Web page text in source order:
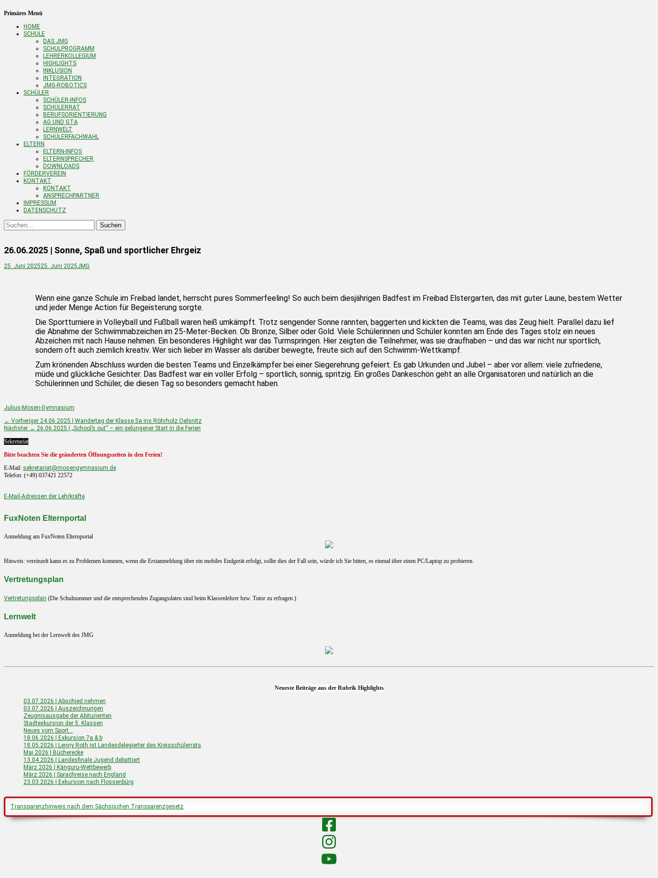
Primäres Menü
HOME
SCHULE
DAS JMG
SCHULPROGRAMM
LEHRERKOLLEGIUM
HIGHLIGHTS
INKLUSION
INTEGRATION
JMG-ROBOTICS
SCHÜLER
SCHÜLER-INFOS
SCHÜLERRAT
BERUFSORIENTIERUNG
AG UND GTA
LERNWELT
SCHÜLERFACHWAHL
ELTERN
ELTERN-INFOS
ELTERNSPRECHER
DOWNLOADS
FÖRDERVEREIN
KONTAKT
KONTAKT
ANSPRECHPARTNER
IMPRESSUM
DATENSCHUTZ
26.06.2025 | Sonne, Spaß und sportlicher Ehrgeiz
25. Juni 202525. Juni 2025JMG
Wenn eine ganze Schule im Freibad landet, herrscht pures Sommerfeeling! So auch beim diesjährigen Badfest im Freibad Elstergarten, das mit guter Laune, bestem Wetter
und jeder Menge Action für Begeisterung sorgte.
Die Sportturniere in Volleyball und Fußball waren heiß umkämpft. Trotz sengender Sonne rannten, baggerten und kickten die Teams, was das Zeug hielt. Parallel dazu lief
die Abnahme der Schwimmabzeichen im 25-Meter-Becken. Ob Bronze, Silber oder Gold. Viele Schülerinnen und Schüler konnten am Ende des Tages stolz ein neues
Abzeichen mit nach Hause nehmen. Ein besonderes Highlight war das Turmspringen. Hier zeigten die Teilnehmer, was sie draufhaben – und das war nicht nur sportlich,
sondern oft auch ziemlich kreativ. Wer sich lieber im Wasser als darüber bewegte, freute sich auf den Schwimm-Wettkampf.
Zum krönenden Abschluss wurden die besten Teams und Einzelkämpfer bei einer Siegerehrung gefeiert. Es gab Urkunden und Jubel – aber vor allem: viele zufriedene,
müde und glückliche Gesichter. Das Badfest war ein voller Erfolg – sportlich, sonnig, spritzig. Ein großes Dankeschön geht an alle Organisatoren und natürlich an die
Schülerinnen und Schüler, die diesen Tag so besonders gemacht haben.
Julius-Mosen-Gymnasium
← Vorheriger 24.06.2025 | Wandertag der Klasse 5a ins Röhrholz Oelsnitz
Nächster → 26.06.2025 | „School’s out“ – ein gelungener Start in die Ferien
Sekretariat
Bitte beachten Sie die geänderten Öffnungszeiten in den Ferien!
E-Mail: sekretariat@mosengymnasium.de
Telefon: (+49) 037421 22572
E-Mail-Adressen der Lehrkräfte
FuxNoten Elternportal
Anmeldung am FuxNoten Elternportal
Hinweis: vereinzelt kann es zu Problemen kommen, wenn die Erstanmeldung über ein mobiles Endgerät erfolgt, sollte dies der Fall sein, würde ich Sie bitten, es einmal über einen PC/Laptop zu probieren.
Vertretungsplan
Vertretungsplan (Die Schulnummer und die entsprechenden Zugangsdaten sind beim Klassenlehrer bzw. Tutor zu erfragen.)
Lernwelt
Anmeldung bei der Lernwelt des JMG
Neueste Beiträge aus der Rubrik Highlights
03.07.2026 | Abschied nehmen
03.07.2026 | Auszeichnungen
Zeugnisausgabe der Abiturienten
Stadtexkursion der 5. Klassen
Neues vom Sport…
18.06.2026 | Exkursion 7a & b
18.05.2026 | Lenny Roth ist Landesdelegierter des Kreisschülerrats
Mai 2026 | Bücherecke
13.04.2026 | Landesfinale Jugend debattiert
März 2026 | Känguru-Wettbewerb
März 2026 | Sprachreise nach England
23.03.2026 | Exkursion nach Flossenbürg
Transparenzhinweis nach dem Sächsischen Transparenzgesetz